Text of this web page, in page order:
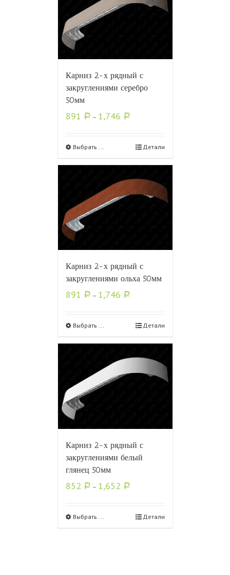
Карниз 2-х рядный с
закруглениями серебро
50мм
891 Р – 1,746 Р
Выбрать ... Детали
Карниз 2-х рядный с
закруглениями ольха 50мм
891 Р – 1,746 Р
Выбрать ... Детали
Карниз 2-х рядный с
закруглениями белый
глянец 50мм
852 Р – 1,652 Р
Выбрать ... Детали